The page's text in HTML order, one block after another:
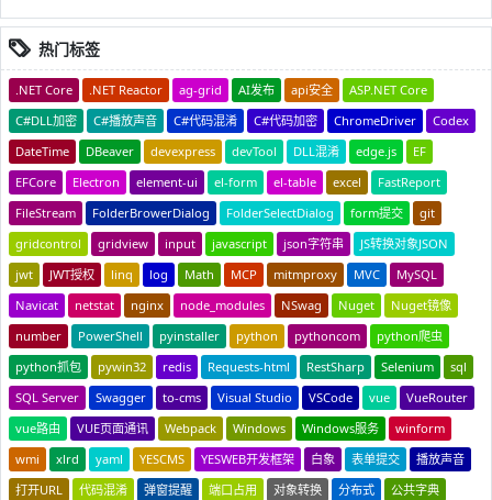
热门标签
.NET Core .NET Reactor ag-grid AI发布 api安全
ASP.NET Core
C#DLL加密
C#播放声音 C#代码混淆 C#代码加密 ChromeDriver
Codex
DateTime
DBeaver devexpress devTool DLL混淆 edge.js
EF
EFCore
Electron element-ui el-form el-table excel
FastReport
FileStream
FolderBrowerDialog FolderSelectDialog form提交
git
gridcontrol
gridview input javascript json字符串
JS转换对象JSON
jwt
JWT授权 linq log Math MCP mitmproxy MVC
MySQL
Navicat
netstat nginx node_modules NSwag Nuget
Nuget镜像
number
PowerShell pyinstaller python pythoncom
python爬虫
python抓包
pywin32 redis Requests-html RestSharp Selenium
sql
SQL Server
Swagger to-cms Visual Studio VSCode vue
VueRouter
vue路由
VUE页面通讯 Webpack Windows Windows服务
winform
wmi
xlrd yaml YESCMS YESWEB开发框架 白象 表单提交
播放声音
打开URL
代码混淆 弹窗提醒 端口占用 对象转换 分布式
公共字典